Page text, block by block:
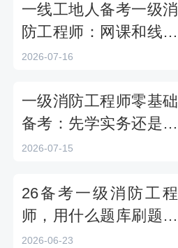
一线工地人备考一级消
防工程师：网课和线下
课哪个更实用？
2026-07-16
一级消防工程师零基础
备考：先学实务还是综
合？三科备考顺序与方
2026-07-15
26备考一级消防工程
师，用什么题库刷题实
用？
2026-06-23